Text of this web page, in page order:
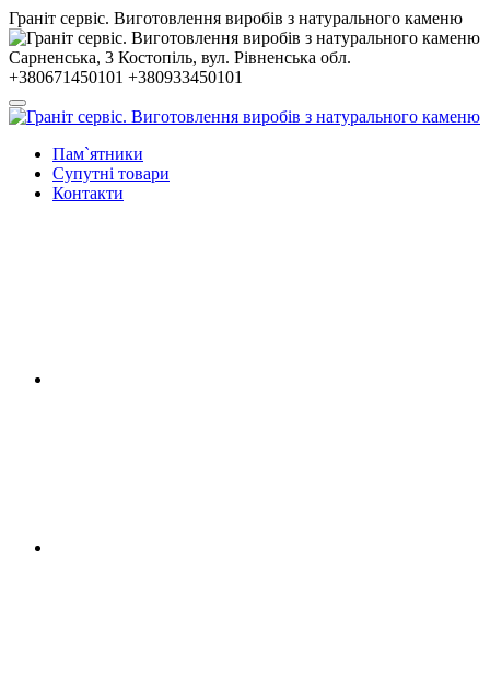
Гранiт сервiс. Виготовлення виробів з натурального каменю
Сарненська, 3 Костопiль, вул. Рiвненська обл.
+380671450101 +380933450101
Пам`ятники
Супутні товари
Контакти